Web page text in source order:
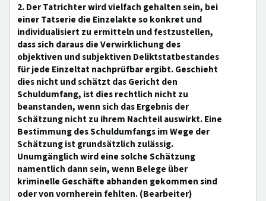
2. Der Tatrichter wird vielfach gehalten sein, bei
einer Tatserie die Einzelakte so konkret und
individualisiert zu ermitteln und festzustellen,
dass sich daraus die Verwirklichung des
objektiven und subjektiven Deliktstatbestandes
für jede Einzeltat nachprüfbar ergibt. Geschieht
dies nicht und schätzt das Gericht den
Schuldumfang, ist dies rechtlich nicht zu
beanstanden, wenn sich das Ergebnis der
Schätzung nicht zu ihrem Nachteil auswirkt. Eine
Bestimmung des Schuldumfangs im Wege der
Schätzung ist grundsätzlich zulässig.
Unumgänglich wird eine solche Schätzung
namentlich dann sein, wenn Belege über
kriminelle Geschäfte abhanden gekommen sind
oder von vornherein fehlten. (Bearbeiter)